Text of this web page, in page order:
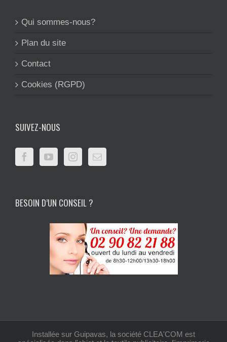
Qui sommes-nous?
Plan du site
Contact
Cookies (RGPD)
SUIVEZ-NOUS
BESOIN D’UN CONSEIL ?
Installée sur Guipavas, la société CLEA'COM est